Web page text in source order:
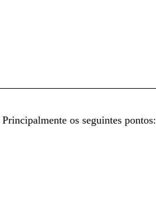
os seguintes pontos: